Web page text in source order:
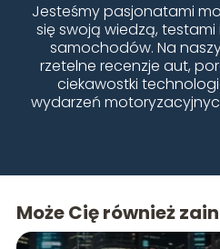
Jesteśmy pasjonatami
się swoją wiedzą,
samochodów. Na
rzetelne recenzje aut,
ciekawostki
wydarzeń
kółek – od miłośników
Może Cię również